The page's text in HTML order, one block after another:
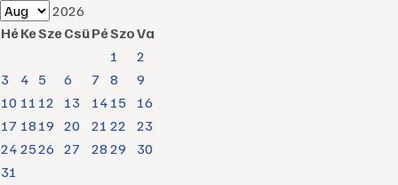
2026
HéKeSzeCsüPéSzoVa
1
2
3
4 5 6 7 8
9
10 11 12 13 14 15
16
17 18 19 20 21 22
23
24 2526 27 28 29
30
31